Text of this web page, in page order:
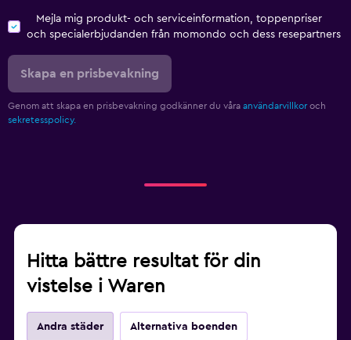
Mejla mig produkt- och serviceinformation, toppenpriser
och specialerbjudanden från momondo och dess resepartners
Skapa en prisbevakning
Genom att skapa en prisbevakning godkänner du våra användarvillkor och
sekretesspolicy.
Hitta bättre resultat för din
vistelse i Waren
Andra städer Alternativa boenden